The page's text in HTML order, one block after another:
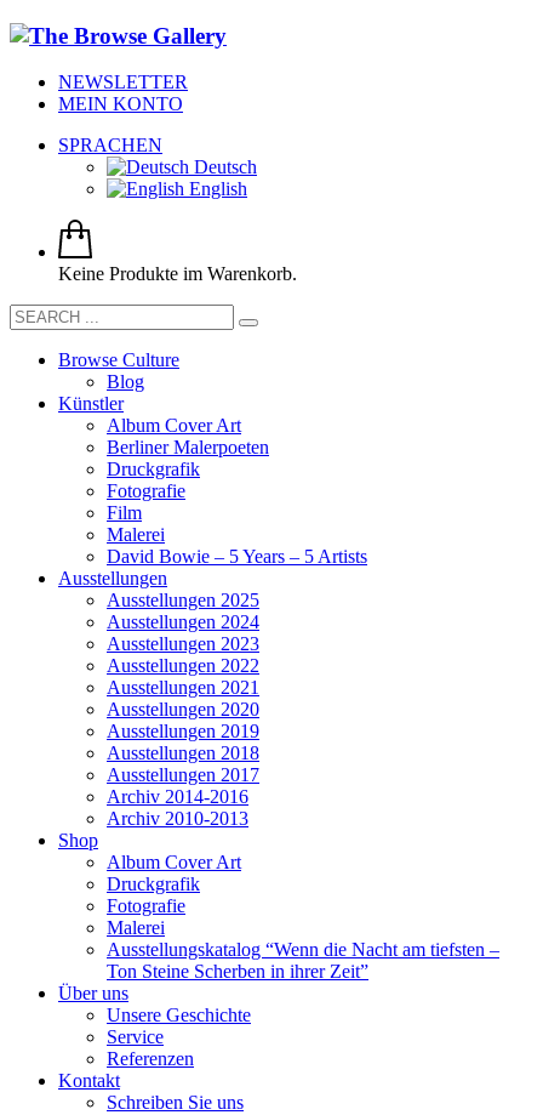
NEWSLETTER
MEIN KONTO
SPRACHEN
Deutsch
English
Keine Produkte im Warenkorb.
Browse Culture
Blog
Künstler
Album Cover Art
Berliner Malerpoeten
Druckgrafik
Fotografie
Film
Malerei
David Bowie – 5 Years – 5 Artists
Ausstellungen
Ausstellungen 2025
Ausstellungen 2024
Ausstellungen 2023
Ausstellungen 2022
Ausstellungen 2021
Ausstellungen 2020
Ausstellungen 2019
Ausstellungen 2018
Ausstellungen 2017
Archiv 2014-2016
Archiv 2010-2013
Shop
Album Cover Art
Druckgrafik
Fotografie
Malerei
Ausstellungskatalog “Wenn die Nacht am tiefsten –
Ton Steine Scherben in ihrer Zeit”
Über uns
Unsere Geschichte
Service
Referenzen
Kontakt
Schreiben Sie uns